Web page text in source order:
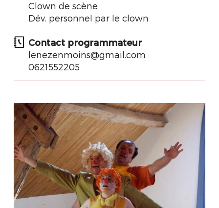
Clown de scène
Dév. personnel par le clown
Contact programmateur
lenezenmoins@gmail.com
0621552205